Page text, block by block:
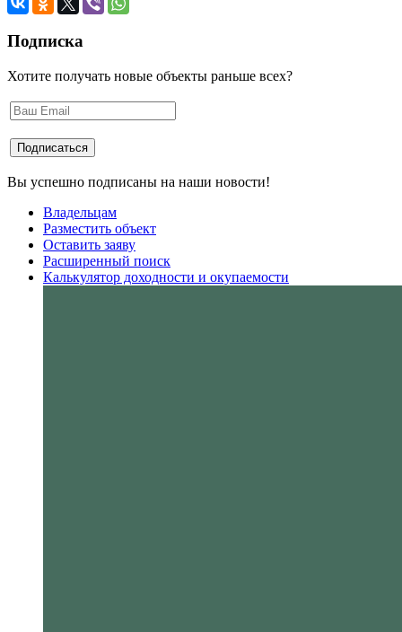
Подписка
Хотите получать новые объекты раньше всех?
Вы успешно подписаны на наши новости!
Владельцам
Разместить объект
Оставить заяву
Расширенный поиск
Калькулятор доходности и окупаемости